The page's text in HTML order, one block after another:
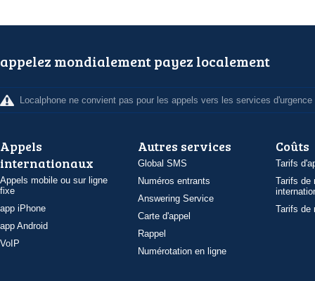
appelez mondialement payez localement
Localphone ne convient pas pour les appels vers les services d'urgence
Appels
internationaux
Appels mobile ou sur ligne
fixe
app iPhone
app Android
VoIP
Autres services
Global SMS
Numéros entrants
Answering Service
Carte d'appel
Rappel
Numérotation en ligne
Coûts
Tarifs
Tarifs de
Tarifs de